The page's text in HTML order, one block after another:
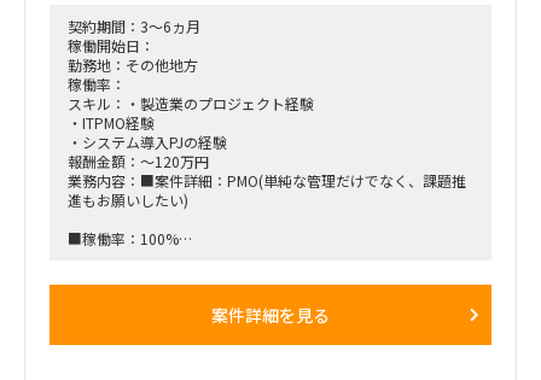
契約期間：3～6ヵ月
稼働開始日：
勤務地：その他地方
稼働率：
スキル：・製造業のプロジェクト経験
・ITPMO経験
・システム導入PJの経験
報酬金額：～120万円
業務内容：■案件詳細：PMO(単純な管理だけでなく、課題推
進もお願いしたい)
■稼働率：100%
案件詳細を見る